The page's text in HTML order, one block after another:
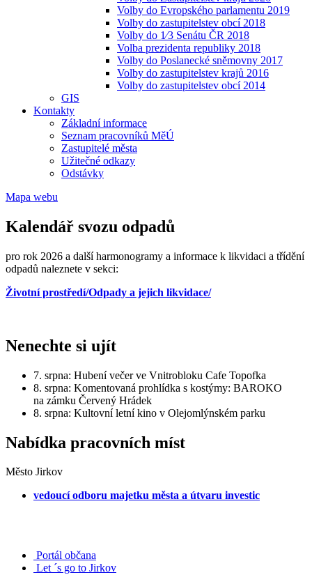
Volby do Evropského parlamentu 2019
Volby do zastupitelstev obcí 2018
Volby do 1⁄3 Senátu ČR 2018
Volba prezidenta republiky 2018
Volby do Poslanecké sněmovny 2017
Volby do zastupitelstev krajů 2016
Volby do zastupitelstev obcí 2014
GIS
Kontakty
Základní informace
Seznam pracovníků MěÚ
Zastupitelé města
Užitečné odkazy
Odstávky
Mapa webu
Kalendář svozu odpadů
pro rok 2026 a další harmonogramy a informace k likvidaci a třídění
odpadů naleznete v sekci:
Životní prostředí/Odpady a jejich likvidace/
Nenechte si ujít
7. srpna: Hubení večer ve Vnitrobloku Cafe Topofka
8. srpna: Komentovaná prohlídka s kostýmy: BAROKO
na zámku Červený Hrádek
8. srpna: Kultovní letní kino v Olejomlýnském parku
Nabídka pracovních míst
Město Jirkov
vedoucí odboru majetku města a útvaru investic
Portál občana
Let ´s go to Jirkov